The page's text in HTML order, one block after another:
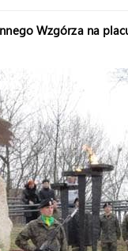
Wzgórza na